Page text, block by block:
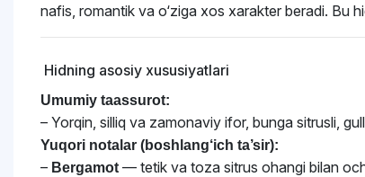
nafis, romantik va o‘ziga xos xarakter beradi. Bu
Hidning asosiy xususiyatlari
Umumiy taassurot:
– Yorqin, silliq va zamonaviy ifor, bunga sitrusli,
Yuqori notalar (boshlang‘ich ta’sir):
– Bergamot— tetik va toza sitrus ohangi bilan